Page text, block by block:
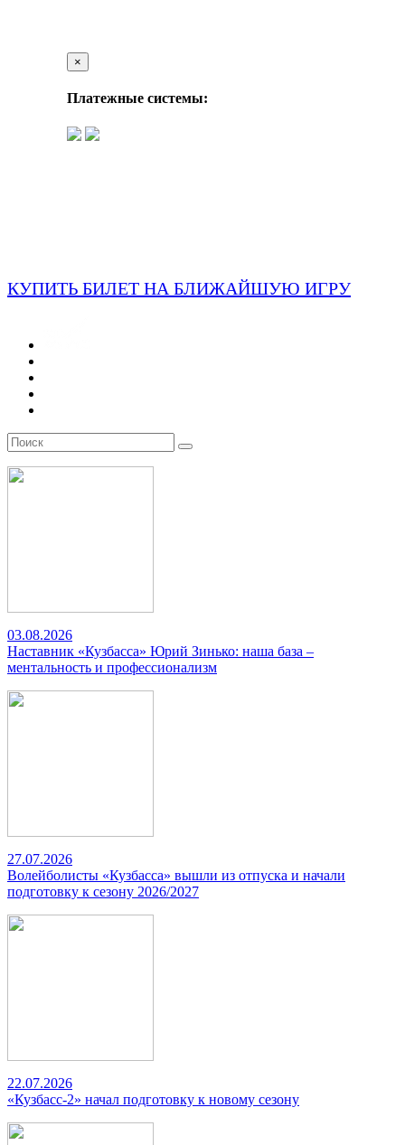
×
Платежные системы:
КУПИТЬ БИЛЕТ НА БЛИЖАЙШУЮ ИГРУ
03.08.2026
Наставник «Кузбасса» Юрий Зинько: наша база –
ментальность и профессионализм
27.07.2026
Волейболисты «Кузбасса» вышли из отпуска и начали
подготовку к сезону 2026/2027
22.07.2026
«Кузбасс-2» начал подготовку к новому сезону